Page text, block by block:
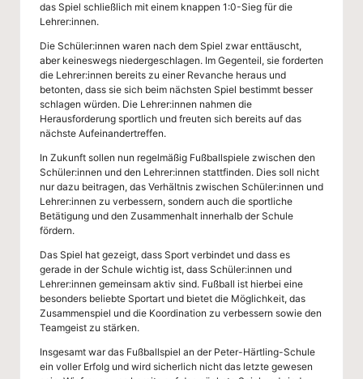
das Spiel schließlich mit einem knappen 1:0-Sieg für die
Lehrer:innen.
Die Schüler:innen waren nach dem Spiel zwar enttäuscht,
aber keineswegs niedergeschlagen. Im Gegenteil, sie forderten
die Lehrer:innen bereits zu einer Revanche heraus und
betonten, dass sie sich beim nächsten Spiel bestimmt besser
schlagen würden. Die Lehrer:innen nahmen die
Herausforderung sportlich und freuten sich bereits auf das
nächste Aufeinandertreffen.
In Zukunft sollen nun regelmäßig Fußballspiele zwischen den
Schüler:innen und den Lehrer:innen stattfinden. Dies soll nicht
nur dazu beitragen, das Verhältnis zwischen Schüler:innen und
Lehrer:innen zu verbessern, sondern auch die sportliche
Betätigung und den Zusammenhalt innerhalb der Schule
fördern.
Das Spiel hat gezeigt, dass Sport verbindet und dass es
gerade in der Schule wichtig ist, dass Schüler:innen und
Lehrer:innen gemeinsam aktiv sind. Fußball ist hierbei eine
besonders beliebte Sportart und bietet die Möglichkeit, das
Zusammenspiel und die Koordination zu verbessern sowie den
Teamgeist zu stärken.
Insgesamt war das Fußballspiel an der Peter-Härtling-Schule
ein voller Erfolg und wird sicherlich nicht das letzte gewesen